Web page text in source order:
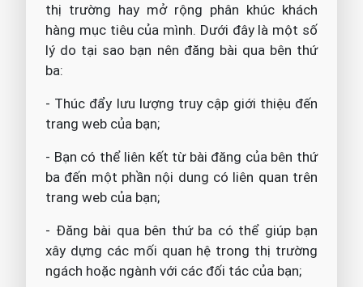
thị trường hay mở rộng phân khúc khách
hàng mục tiêu của mình. Dưới đây là một số
lý do tại sao bạn nên đăng bài qua bên thứ
ba:
- Thúc đẩy lưu lượng truy cập giới thiệu đến
trang web của bạn;
- Bạn có thể liên kết từ bài đăng của bên thứ
ba đến một phần nội dung có liên quan trên
trang web của bạn;
- Đăng bài qua bên thứ ba có thể giúp bạn
xây dựng các mối quan hệ trong thị trường
ngách hoặc ngành với các đối tác của bạn;